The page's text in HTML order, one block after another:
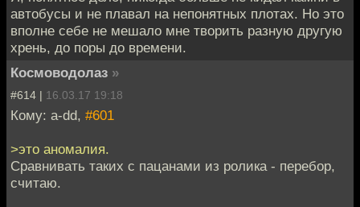
автобусы и не плавал на непонятных плотах. Но это
вполне себе не мешало мне творить разную другую
хрень, до поры до времени.
Космоводолаз »
#614 | 16.03.17 19:18
Кому: a-dd, #601
>это аномалия.
Сравнивать таких с пацанами из ролика - перебор,
считаю.